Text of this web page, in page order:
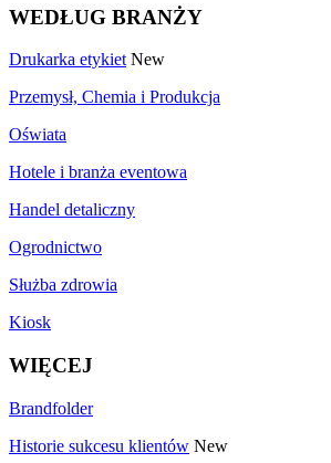
WEDŁUG BRANŻY
Drukarka etykiet New
Przemysł, Chemia i Produkcja
Oświata
Hotele i branża eventowa
Handel detaliczny
Ogrodnictwo
Służba zdrowia
Kiosk
WIĘCEJ
Brandfolder
Historie sukcesu klientów New